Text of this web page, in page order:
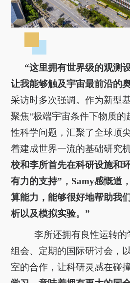
“这里拥有世界级的观测
让我能够触及宇宙最前沿的
采访时多次强调。作为新型
聚焦“极端宇宙条件下物质的
性科学问题，汇聚了全球顶
着建成世界一流的基础研究
校和李所首先在科研设施和
有力的支持”，Samy感慨道
算能力，能够很好地帮助我
析以及模拟实验。”
李所还拥有良性运转的
组会、定期的国际研讨会，
室的合作，让科研灵感在碰